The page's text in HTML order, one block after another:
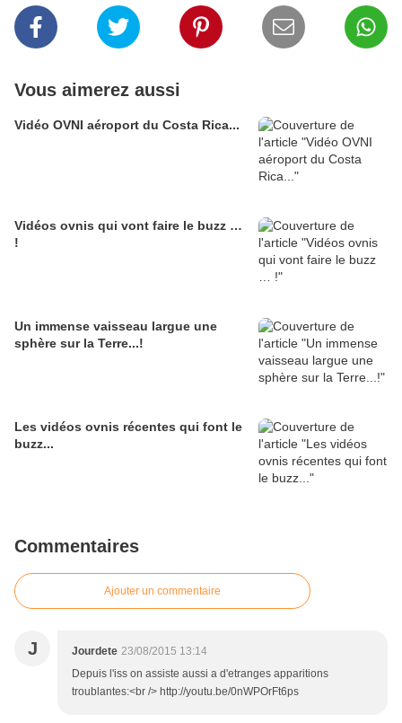
Vous aimerez aussi
Vidéo OVNI aéroport du Costa Rica...
Vidéos ovnis qui vont faire le buzz …
!
Un immense vaisseau largue une
sphère sur la Terre...!
Les vidéos ovnis récentes qui font le
buzz...
Commentaires
Ajouter un commentaire
J Jourdete 23/08/2015 13:14
Depuis l'iss on assiste aussi a d'etranges apparitions
troublantes:<br /> http://youtu.be/0nWPOrFt6ps